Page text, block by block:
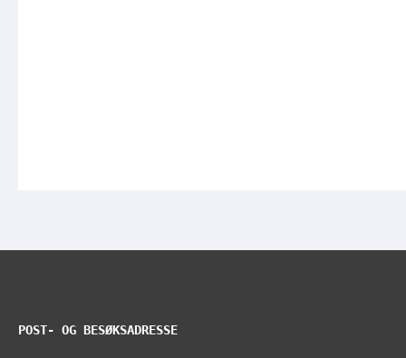
POST- OG BESØKSADRESSE